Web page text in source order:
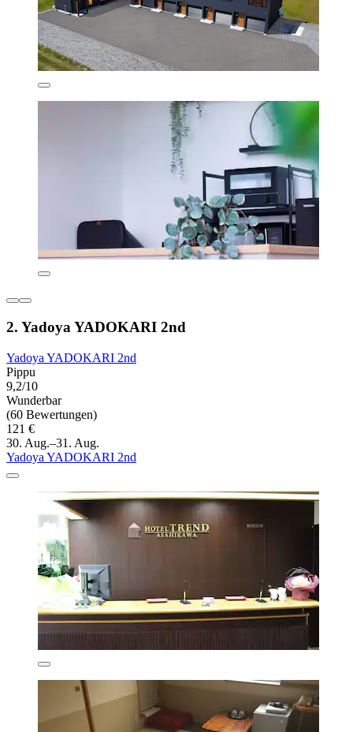
2. Yadoya YADOKARI 2nd
Yadoya YADOKARI 2nd
Pippu
9,2/10
Wunderbar
(60 Bewertungen)
121 €
30. Aug.–31. Aug.
Yadoya YADOKARI 2nd